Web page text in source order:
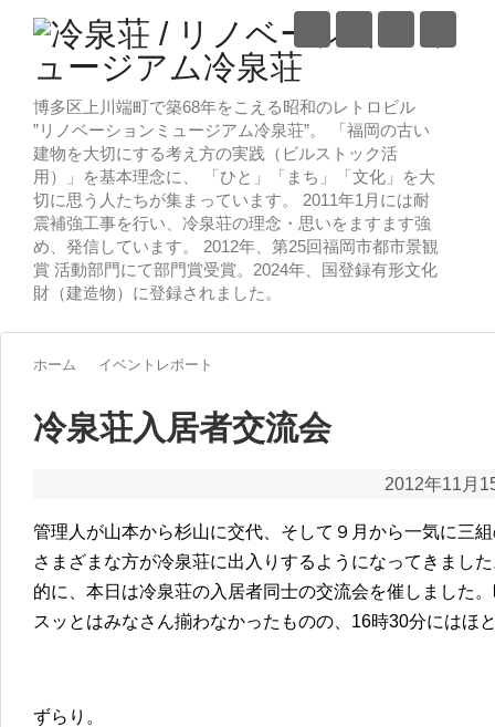
博多区上川端町で築68年をこえる昭和のレトロビル
”リノベーションミュージアム冷泉荘”。 「福岡の古い
建物を大切にする考え方の実践（ビルストック活
用）」を基本理念に、 「ひと」「まち」「文化」を大
切に思う人たちが集まっています。 2011年1月には耐
震補強工事を行い、冷泉荘の理念・思いをますます強
め、発信しています。 2012年、第25回福岡市都市景観
賞 活動部門にて部門賞受賞。2024年、国登録有形文化
財（建造物）に登録されました。
ホーム イベントレポート
冷泉荘入居者交流会
2012年11月
管理人が山本から杉山に交代、そして９月から一気に三
さまざまな方が冷泉荘に出入りするようになってきまし
的に、本日は冷泉荘の入居者同士の交流会を催しました
スッとはみなさん揃わなかったものの、16時30分にはほ
ずらり。